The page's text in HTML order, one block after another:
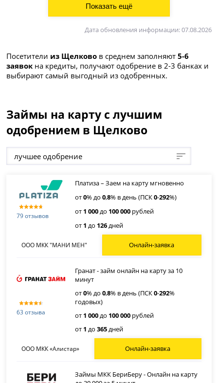
Дата обновления информации: 07.08.2026
Посетители из Щелково в среднем заполняют5-6
заявок на кредиты, получают одобрение в 2-3 банках и
выбирают самый выгодный из одобренных.
Займы на карту с лучшим
одобрением в Щелково
лучшее одобрение
79 отзывов
Платиза – Заем на карту мгновенно
от0% до0,8% в день (ПСК0-292%)
от 1 000до 100 000 рублей
от 1 до 126дней
ООО МКК "МАНИ МЕН" Онлайн-заявка
63 отзыва
Гранат - займ онлайн на карту за 10
минут
от0% до0,8% в день (ПСК0-292%
годовых)
от 1 000до 100 000 рублей
от 1 до365дней
ООО МКК «Алистар» Онлайн-заявка
Займы МКК БериБеру - Онлайн на карту